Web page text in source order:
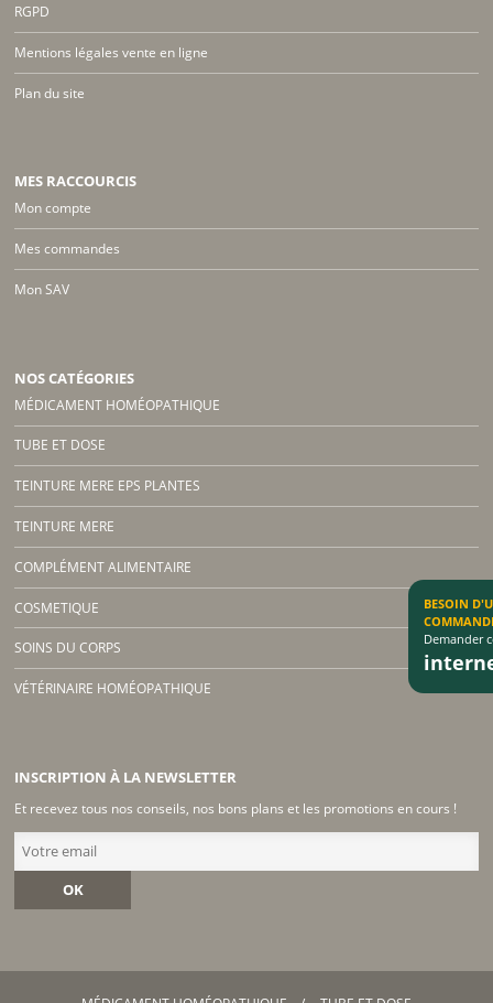
RGPD
Mentions légales vente en ligne
Plan du site
MES RACCOURCIS
Mon compte
Mes commandes
Mon SAV
NOS CATÉGORIES
MÉDICAMENT HOMÉOPATHIQUE
TUBE ET DOSE
TEINTURE MERE EPS PLANTES
TEINTURE MERE
COMPLÉMENT ALIMENTAIRE
COSMETIQUE
SOINS DU CORPS
VÉTÉRINAIRE HOMÉOPATHIQUE
INSCRIPTION À LA NEWSLETTER
Et recevez tous nos conseils, nos bons plans et les promotions en cours !
OK
BESOIN
Demander